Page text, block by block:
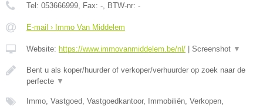
Tel: 053666999 , Fax: - , BTW-nr: -
E-mail › Immo Van Middelem
Website: https://www.immovanmiddelem.be/nl/ Screenshot ▼
Bent u als koper/huurder of verkoper/verhuurder op zoek naar de
perfecte ▼
Immo, Vastgoed, Vastgoedkantoor, Immobiliën, Verkopen,